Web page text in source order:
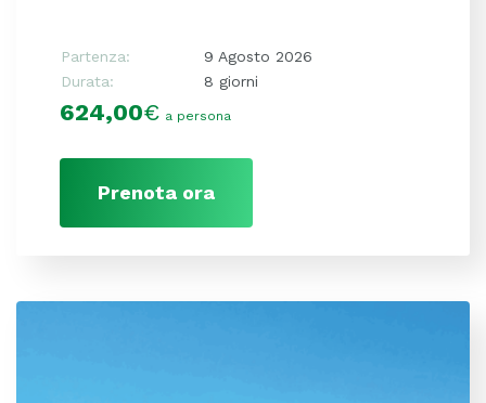
Partenza:
9 Agosto 2026
Durata:
8 giorni
624,00€ a persona
Prenota ora